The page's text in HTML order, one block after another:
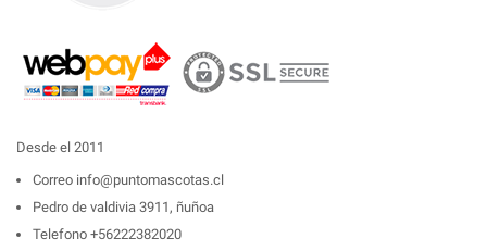
Desde el 2011
Correo info@puntomascotas.cl
Pedro de valdivia 3911, ñuñoa
Telefono +56222382020